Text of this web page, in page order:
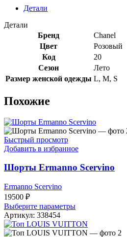
Детали
Детали
Бренд
Chanel
Цвет
Розовый
Код
20
Сезон
Лето
Размер женской одежды L, M, S
Похожие
Быстрый просмотр
Добавить в избранное
Шорты Ermanno Scervino
Ermanno Scervino
19500 ₽
Выберите параметры
Артикул: 338454